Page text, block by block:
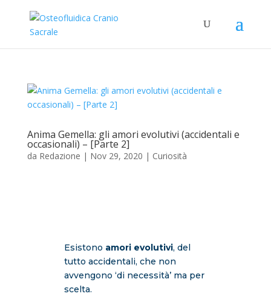
Anima Gemella: gli amori evolutivi (accidentali e
occasionali) – [Parte 2]
da Redazione | Nov 29, 2020 | Curiosità
Esistono amori evolutivi, del
tutto accidentali, che non
avvengono ‘di necessità’ ma per
scelta.